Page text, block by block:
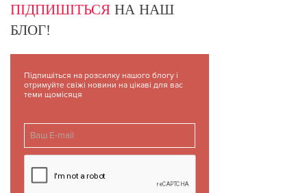
ПІДПИШІТЬСЯ НА НАШ
БЛОГ!
Підпишіться на розсилку нашого блогу і
отримуйте свіжі новини на цікаві для вас
теми щомісяця